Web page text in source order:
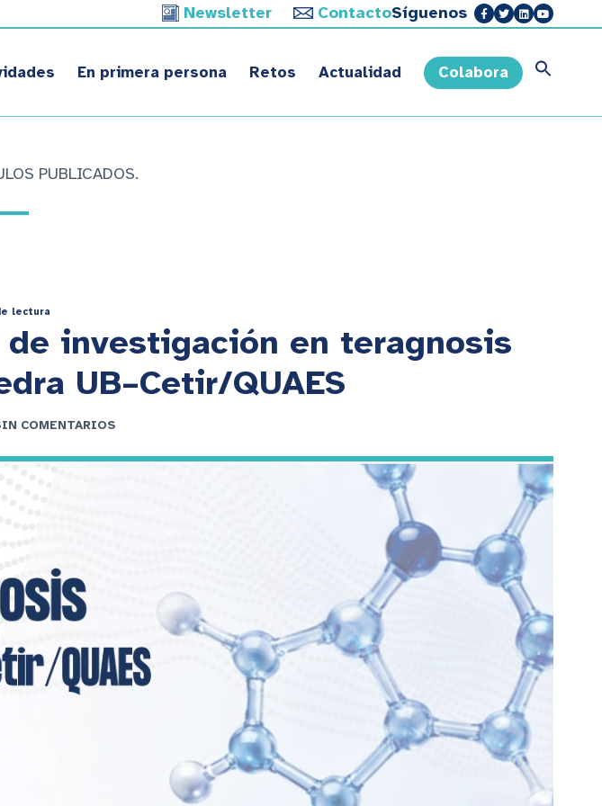
Newsletter ContactoSíguenos
En primera persona Retos Actualidad Colabora
PUBLICADOS.
lectura
investigación en teragnosis
UB–Cetir/QUAES
COMENTARIOS